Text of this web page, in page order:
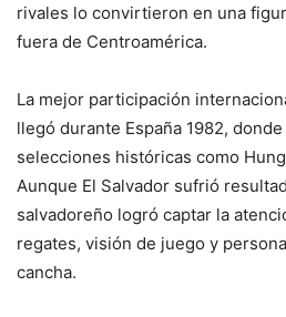
rivales lo convirtieron en una
fuera de Centroamérica.
La mejor participación
llegó durante España 1982,
selecciones históricas como
Aunque El Salvador sufrió
salvadoreño logró captar la
regates, visión de juego y
cancha.